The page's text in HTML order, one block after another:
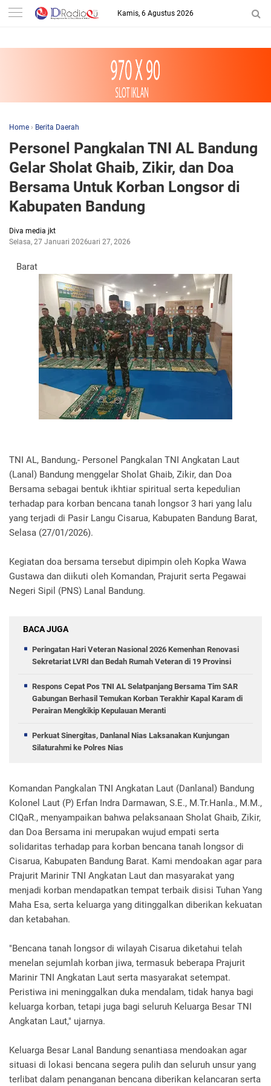
-->
Kamis, 6 Agustus 2026
Home › Berita Daerah
Personel Pangkalan TNI AL Bandung
Gelar Sholat Ghaib, Zikir, dan Doa
Bersama Untuk Korban Longsor di
Kabupaten Bandung
Diva media jkt
Selasa, 27 Januari 2026Januari 27, 2026
Barat
TNI AL, Bandung,- Personel Pangkalan TNI Angkatan Laut
(Lanal) Bandung menggelar Sholat Ghaib, Zikir, dan Doa
Bersama sebagai bentuk ikhtiar spiritual serta kepedulian
terhadap para korban bencana tanah longsor 3 hari yang lalu
yang terjadi di Pasir Langu Cisarua, Kabupaten Bandung Barat,
Selasa (27/01/2026).
Kegiatan doa bersama tersebut dipimpin oleh Kopka Wawa
Gustawa dan diikuti oleh Komandan, Prajurit serta Pegawai
Negeri Sipil (PNS) Lanal Bandung.
BACA JUGA
Peringatan Hari Veteran Nasional 2026 Kemenhan Renovasi
Sekretariat LVRI dan Bedah Rumah Veteran di 19 Provinsi
Respons Cepat Pos TNI AL Selatpanjang Bersama Tim SAR
Gabungan Berhasil Temukan Korban Terakhir Kapal Karam di
Perairan Mengkikip Kepulauan Meranti
Perkuat Sinergitas, Danlanal Nias Laksanakan Kunjungan
Silaturahmi ke Polres Nias
Komandan Pangkalan TNI Angkatan Laut (Danlanal) Bandung
Kolonel Laut (P) Erfan Indra Darmawan, S.E., M.Tr.Hanla., M.M.,
CIQaR., menyampaikan bahwa pelaksanaan Sholat Ghaib, Zikir,
dan Doa Bersama ini merupakan wujud empati serta
solidaritas terhadap para korban bencana tanah longsor di
Cisarua, Kabupaten Bandung Barat. Kami mendoakan agar para
Prajurit Marinir TNI Angkatan Laut dan masyarakat yang
menjadi korban mendapatkan tempat terbaik disisi Tuhan Yang
Maha Esa, serta keluarga yang ditinggalkan diberikan kekuatan
dan ketabahan.
"Bencana tanah longsor di wilayah Cisarua diketahui telah
menelan sejumlah korban jiwa, termasuk beberapa Prajurit
Marinir TNI Angkatan Laut serta masyarakat setempat.
Peristiwa ini meninggalkan duka mendalam, tidak hanya bagi
keluarga korban, tetapi juga bagi seluruh Keluarga Besar TNI
Angkatan Laut," ujarnya.
Keluarga Besar Lanal Bandung senantiasa mendoakan agar
situasi di lokasi bencana segera pulih dan seluruh unsur yang
terlibat dalam penanganan bencana diberikan kelancaran serta